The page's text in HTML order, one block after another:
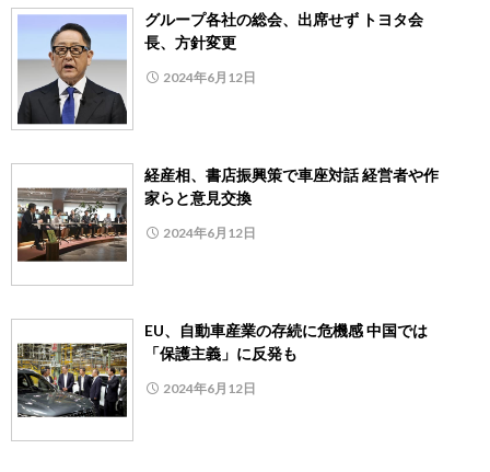
グループ各社の総会、出席せず トヨタ会
長、方針変更
2024年6月12日
経産相、書店振興策で車座対話 経営者や作
家らと意見交換
2024年6月12日
EU、自動車産業の存続に危機感 中国では
「保護主義」に反発も
2024年6月12日